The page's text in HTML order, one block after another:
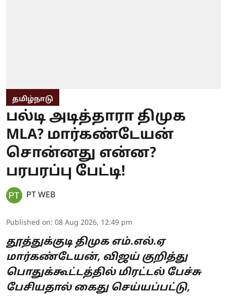
தமிழ்நாடு
பல்டி அடித்தாரா திமுக
MLA? மார்கண்டேயன்
சொன்னது என்ன?
பரபரப்பு பேட்டி!
PT WEB
Published on: 08 Aug 2026, 12:49 pm
தூத்துக்குடி திமுக எம்.எல்.ஏ
மார்கண்டேயன், விஜய் குறித்து
பொதுக்கூட்டத்தில் மிரட்டல் பேச்சு
பேசியதால் கைது செய்யப்பட்டு,